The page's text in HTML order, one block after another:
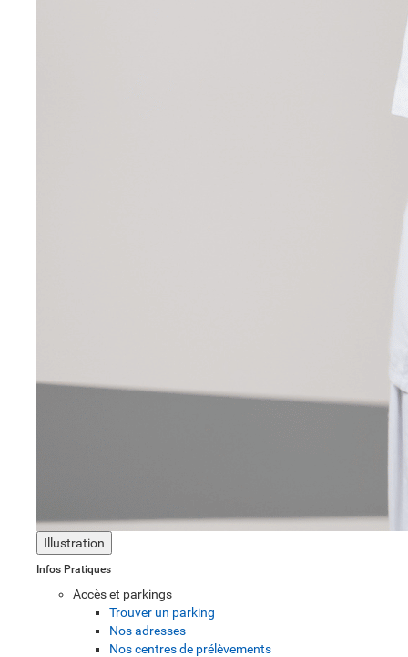
Illustration
Infos Pratiques
Accès et parkings
Trouver un parking
Nos adresses
Nos centres de prélèvements